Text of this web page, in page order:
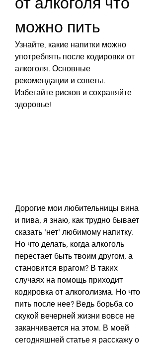
можно пить
Узнайте, какие напитки можно
употреблять после кодировки от
алкоголя. Основные
рекомендации и советы.
Избегайте рисков и сохраняйте
здоровье!
Дорогие мои любительницы вина
и пива, я знаю, как трудно бывает
сказать 'нет' любимому напитку.
Но что делать, когда алкоголь
перестает быть твоим другом, а
становится врагом? В таких
случаях на помощь приходит
кодировка от алкоголизма. Но что
пить после нее? Ведь борьба со
скукой вечерней жизни вовсе не
заканчивается на этом. В моей
сегодняшней статье я расскажу о